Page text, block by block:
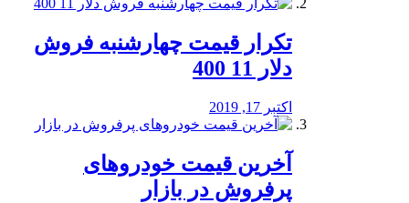
تکرار قیمت چهارشنبه فروش
دلار 11 400
اکتبر 17, 2019
آخرین قیمت خودرو‌های
پرفروش در بازار